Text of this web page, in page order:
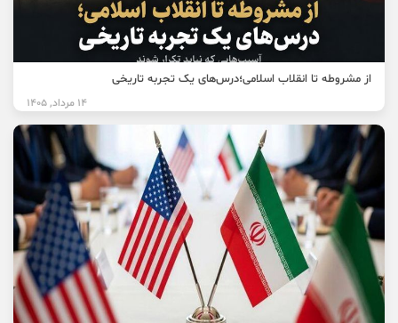
از مشروطه تا انقلاب اسلامی؛درس‌های یک تجربه تاریخی
14 مرداد, 1405